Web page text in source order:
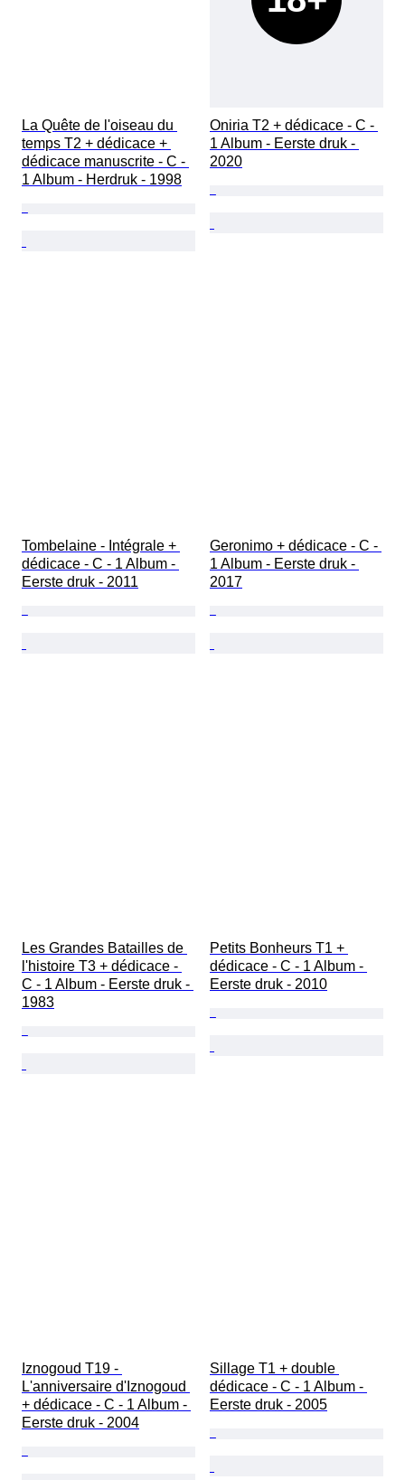
La Quête de l'oiseau du
temps T2 + dédicace +
dédicace manuscrite - C -
1 Album - Herdruk - 1998
Oniria T2 + dédicace - C -
1 Album - Eerste druk -
2020
Tombelaine - Intégrale +
dédicace - C - 1 Album -
Eerste druk - 2011
Geronimo + dédicace - C -
1 Album - Eerste druk -
2017
Les Grandes Batailles de
l'histoire T3 + dédicace -
C - 1 Album - Eerste druk -
1983
Petits Bonheurs T1 +
dédicace - C - 1 Album -
Eerste druk - 2010
Iznogoud T19 -
L'anniversaire d'Iznogoud
+ dédicace - C - 1 Album -
Eerste druk - 2004
Sillage T1 + double
dédicace - C - 1 Album -
Eerste druk - 2005